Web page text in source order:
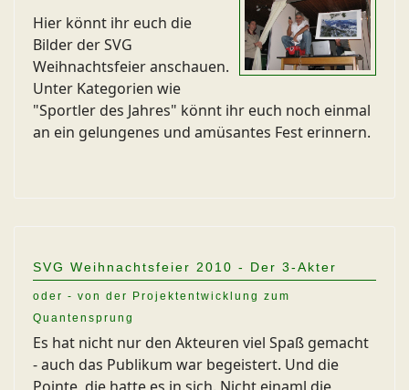
Hier könnt ihr euch die
Bilder der SVG
Weihnachtsfeier anschauen.
Unter Kategorien wie
"Sportler des Jahres" könnt ihr euch noch einmal
an ein gelungenes und amüsantes Fest erinnern.
SVG Weihnachtsfeier 2010 - Der 3-Akter
oder - von der Projektentwicklung zum
Quantensprung
Es hat nicht nur den Akteuren viel Spaß gemacht
- auch das Publikum war begeistert. Und die